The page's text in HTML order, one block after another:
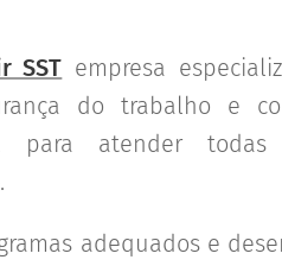
SST empresa
do trabalho e
para atender
adequados e